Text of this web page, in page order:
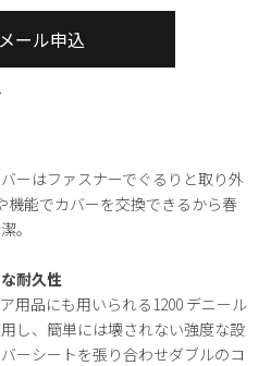
ール申込
ーはファスナーでぐるりと取り外
機能でカバーを交換できるから春
。
耐久性
用品にも用いられる1200 デニール
し、簡単には壊されない強度な設
ーシートを張り合わせダブルのコ